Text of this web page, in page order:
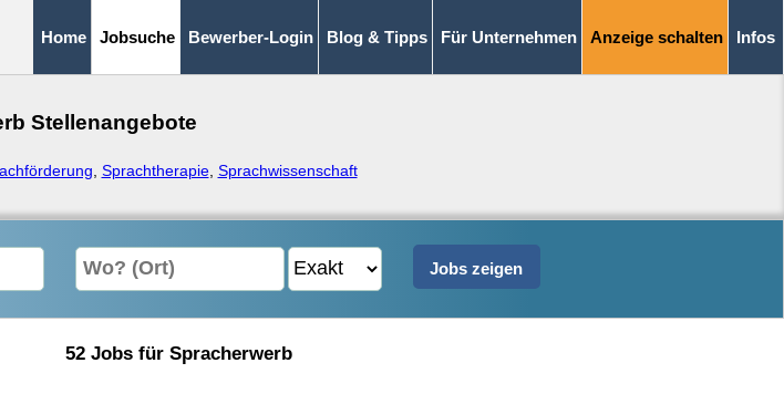
Home Jobsuche Bewerber-Login Blog & Tipps Für Unternehmen Anzeige schalten Infos
Stellenangebote
Sprachtherapie, Sprachwissenschaft
52 Jobs für Spracherwerb